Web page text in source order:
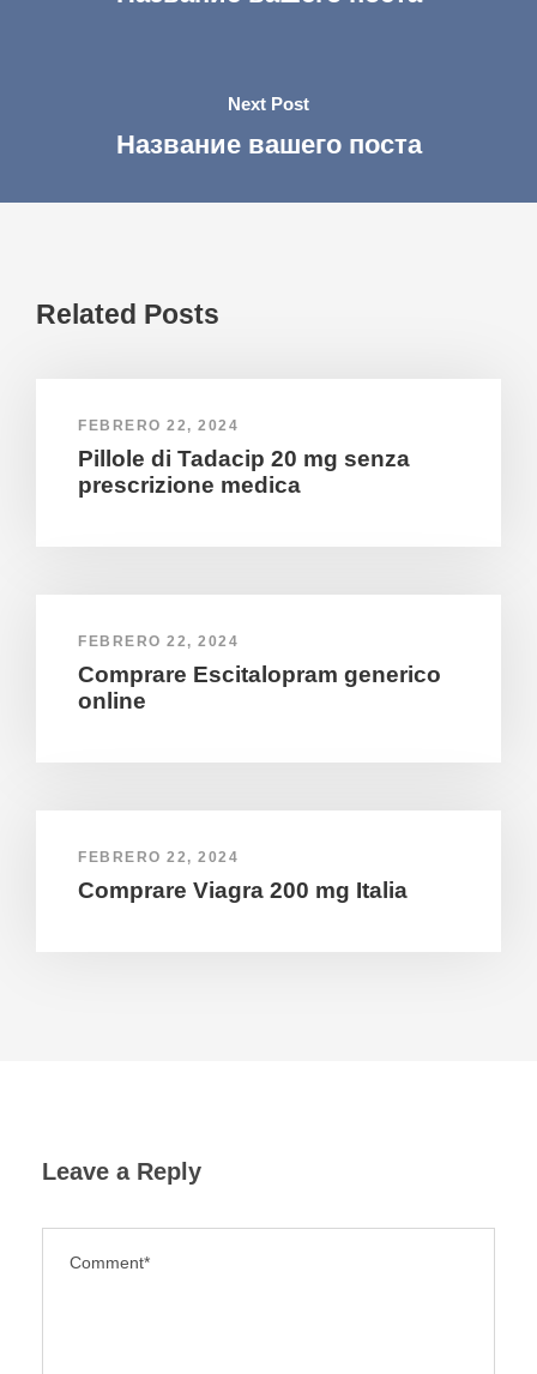
Next Post
Название вашего поста
Related Posts
FEBRERO 22, 2024
Pillole di Tadacip 20 mg senza
prescrizione medica
FEBRERO 22, 2024
Comprare Escitalopram generico
online
FEBRERO 22, 2024
Comprare Viagra 200 mg Italia
Leave a Reply